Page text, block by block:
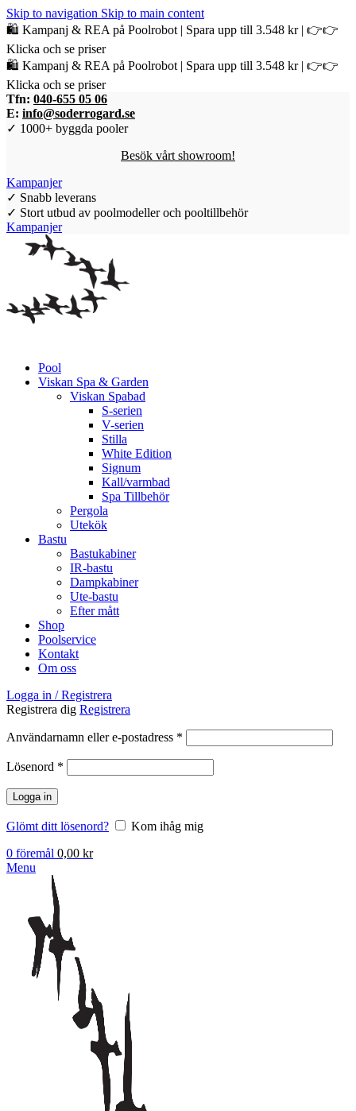
Skip to navigation Skip to main content
🛍️ Kampanj & REA på Poolrobot | Spara upp till 3.548 kr | 👉👉
Klicka och se priser
🛍️ Kampanj & REA på Poolrobot | Spara upp till 3.548 kr | 👉👉
Klicka och se priser
Tfn: 040-655 05 06
E: info@soderrogard.se
✓ 1000+ byggda pooler
Besök vårt showroom!
Kampanjer
✓ Snabb leverans
✓ Stort utbud av poolmodeller och pooltillbehör
Kampanjer
Pool
Viskan Spa & Garden
Viskan Spabad
S-serien
V-serien
Stilla
White Edition
Signum
Kall/varmbad
Spa Tillbehör
Pergola
Utekök
Bastu
Bastukabiner
IR-bastu
Dampkabiner
Ute-bastu
Efter mått
Shop
Poolservice
Kontakt
Om oss
Logga in / Registrera
Registrera dig Registrera
Användarnamn eller e-postadress *
Lösenord *
Logga in
Glömt ditt lösenord?
Kom ihåg mig
0 föremål 0,00 kr
Menu